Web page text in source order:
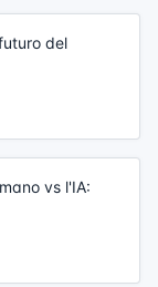
del
vs l'IA: